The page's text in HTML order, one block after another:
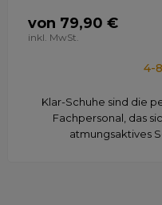
von 79,90 €
inkl. MwSt.
4-
Klar-Schuhe sind die
Fachpersonal, das
atmungsaktives